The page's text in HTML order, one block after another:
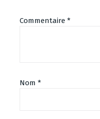
Commentaire *
Nom *